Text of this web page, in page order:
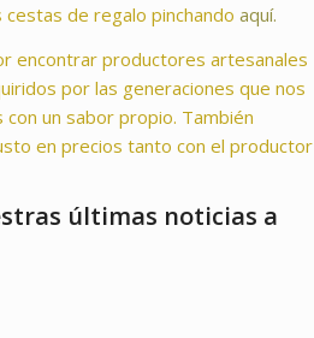
cestas de regalo pinchandoaquí.
encontrar productores artesanales
por las generaciones que nos
un sabor propio. También
en precios tanto con el productor
últimas noticias a